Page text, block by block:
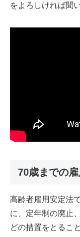
をよろしければ聞
70歳までの
高齢者雇用安定法
に、定年制の廃止
どの措置をとるこ